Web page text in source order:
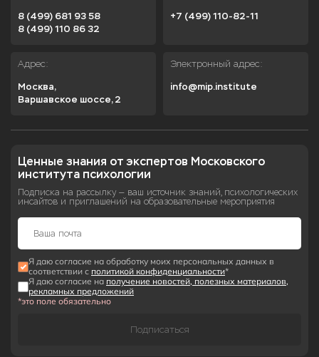
8 (499) 681 93 58
8 (499) 110 86 32
+7 (499) 110-82-11
Адрес:
Москва,
Варшавское шоссе, 2
Электронный адрес:
info@mip.institute
Ценные знания от экспертов Московского
института психологии
Подписка на рассылку — ваш источник знаний, психологических
инсайтов и приглашений на образовательные мероприятия
Я даю согласие на обработку моих персональных данных в
соответствии с политикой конфиденциальности*
Я даю согласие на получение новостей, полезных материалов,
рекламных предложений
*это поле обязательно
Подписаться